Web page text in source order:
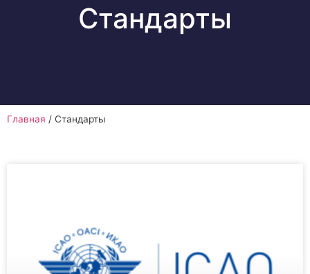
Стандарты
Главная / Стандарты